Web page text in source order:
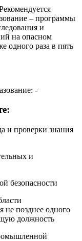
– программы
и
на опасном
одного раза в пять
-
и проверки знания
и
безопасности
не позднее одного
должность